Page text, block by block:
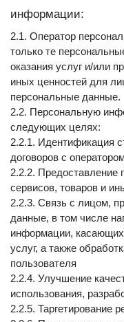
информации:
2.1. Оператор
только те
оказания услуг и/или
иных ценностей для
персональные данные.
2.2. Персональную
следующих целях:
2.2.1. Идентификация
договоров с
2.2.2. Предоставление
сервисов, товаров и
2.2.3. Связь с лицом,
данные, в том числе
информации,
услуг, а также
пользователя
2.2.4. Улучшение
использования,
2.2.5. Таргетирование